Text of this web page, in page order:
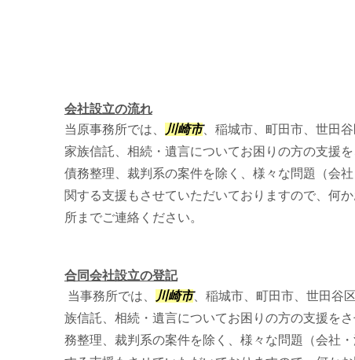
会社設立の流れ
当原事務所では、
川崎市、稲城市、町田市、世田
家族信託、相続・遺言についてお困りの方の支援
債務整理、裁判系の案件を除く、様々な問題（会社
関する支援もさせていただいておりますので、何
所までご連絡ください。
合同会社設立の登記
当事務所では、
川崎市、稲城市、町田市、世田谷
族信託、相続・遺言についてお困りの方の支援を
務整理、裁判系の案件を除く、様々な問題（会社・